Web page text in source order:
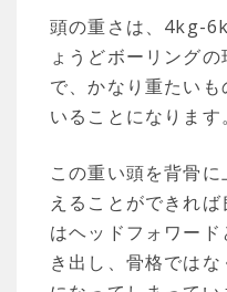
頭の重さは、4kg-
ょうどボーリング
で、かなり重たい
いることになります。
この重い頭を背骨
えることができれ
はヘッドフォワー
き出し、骨格では